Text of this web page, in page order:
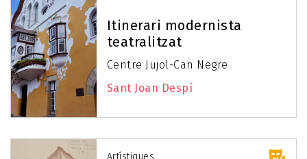
Itinerari modernista
teatralitzat
Centre Jujol-Can Negre
Sant Joan Despí
Artístiques